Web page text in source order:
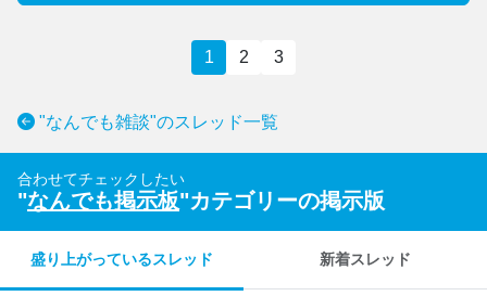
1 2 3
"なんでも雑談"のスレッド一覧
合わせてチェックしたい
"なんでも掲示板"カテゴリーの掲示版
盛り上がっているスレッド 新着スレッド